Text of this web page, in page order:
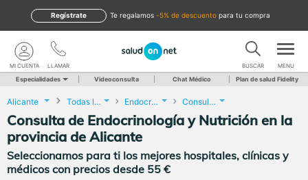
te regalamos -5% de descuento para tu compra
Regístrate
LLAMAR
MI CUENTA BUSCAR MENU
Especialidades Videoconsulta Chat Médico Plan de salud Fidelity
Alicante Todas las localidades Endocrinología y Nutrición Consulta de Endocrinología y Nutrición
Consulta de Endocrinología y Nutrición en la
provincia de Alicante
Seleccionamos para ti los mejores hospitales, clínicas y
médicos con precios desde 55 €